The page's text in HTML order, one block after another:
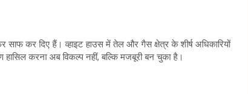
साफ कर दिए हैं। व्हाइट हाउस में तेल और गैस क्षेत्र के शीर्ष अधिकारियों
करना अब विकल्प नहीं, बल्कि मजबूरी बन चुका है।